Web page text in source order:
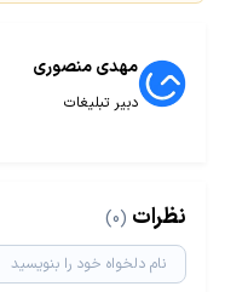
مهدی منصوری
دبیر تبلیغات
نظرات (0)